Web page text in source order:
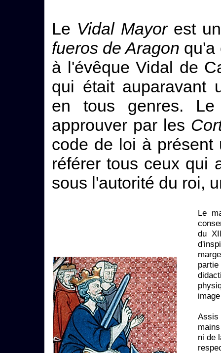
Le Vidal Mayorest
fueros de Aragon qu'a
à l'évêque Vidal de
qui était auparavant
en tous genres.
approuver par les
code de loi à présent
référer tous ceux qui
sous l'autorité du roi,
Le
du
ni de